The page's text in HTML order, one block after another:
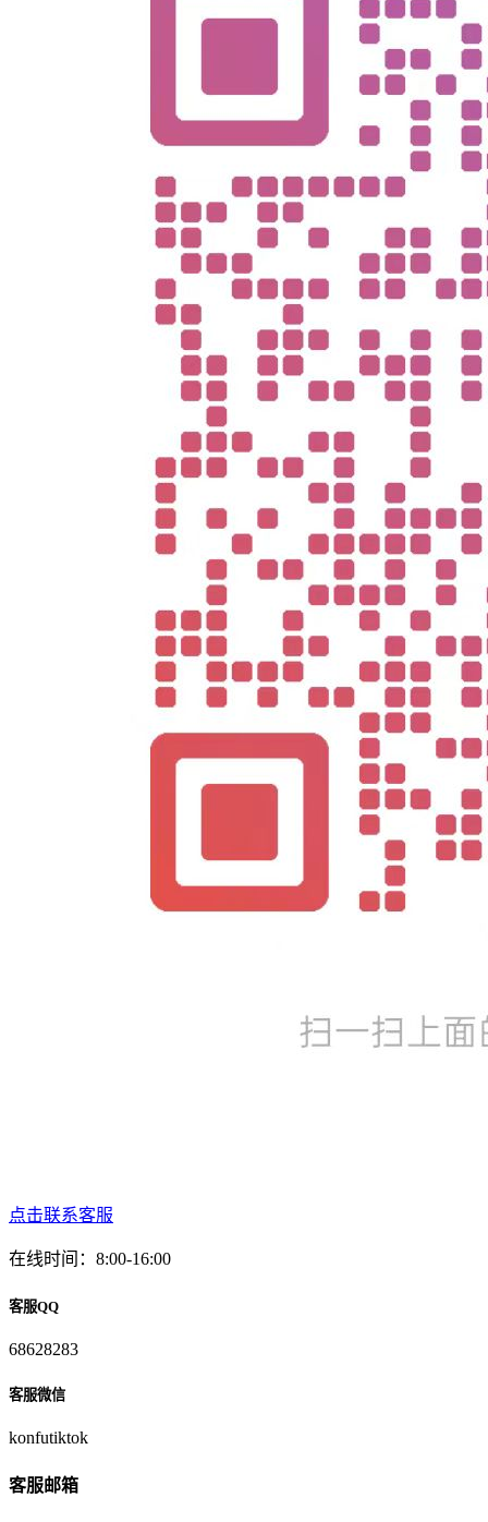
点击联系客服
在线时间：8:00-16:00
客服QQ
68628283
客服微信
konfutiktok
客服邮箱